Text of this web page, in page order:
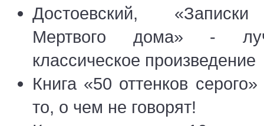
Достоевский,
Мертвого дома» -
классическое произведение
Книга «50 оттенков
то, о чем не говорят!